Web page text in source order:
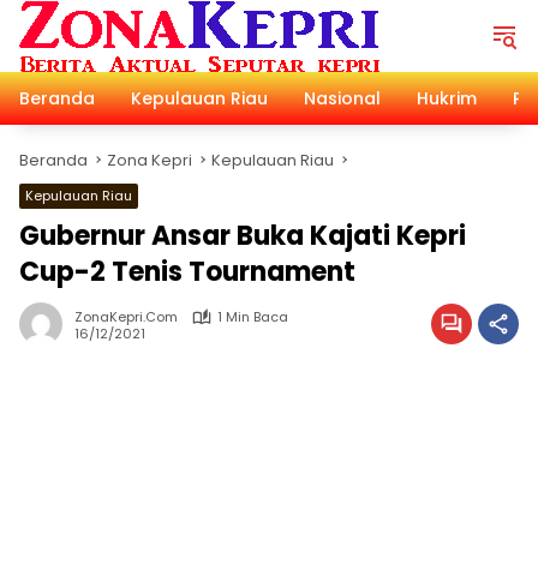
Langsung
konten
Beranda
Kepulauan Riau Nasional Hukrim
Beranda Zona Kepri Kepulauan Riau
Kepulauan Riau
Gubernur Ansar Buka Kajati Kepri
Cup-2 Tenis Tournament
ZonaKepri.com
1 Min Baca
16/12/2021